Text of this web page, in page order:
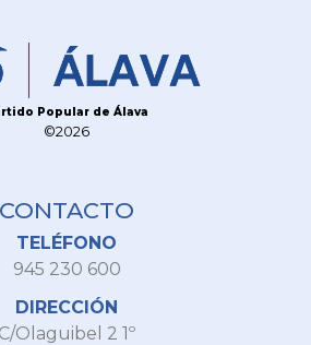
Popular de Álava
©2026
CONTACTO
TELÉFONO
945 230 600
DIRECCIÓN
C/Olaguibel 2 1º